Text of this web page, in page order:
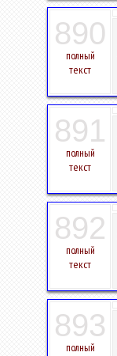
890
полный
текст
891
полный
текст
892
полный
текст
893
полный